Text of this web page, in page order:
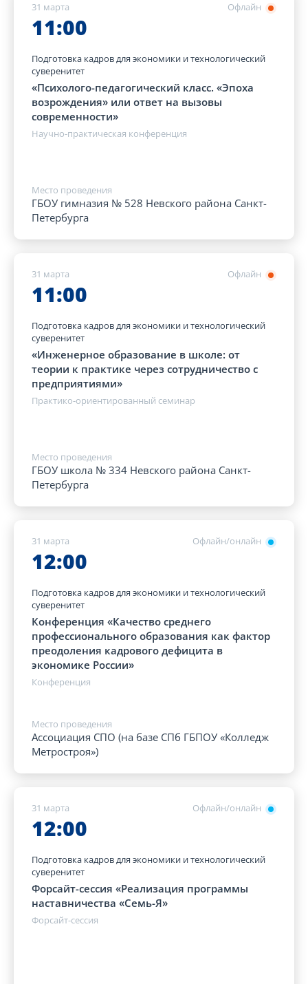
Офлайн
31 марта
11:00
Подготовка кадров для экономики и технологический
суверенитет
«Психолого-педагогический класс. «Эпоха
возрождения» или ответ на вызовы
современности»
Научно-практическая конференция
Место проведения
ГБОУ гимназия № 528 Невского района Санкт-
Петербурга
Офлайн
31 марта
11:00
Подготовка кадров для экономики и технологический
суверенитет
«Инженерное образование в школе: от
теории к практике через сотрудничество с
предприятиями»
Практико-ориентированный семинар
Место проведения
ГБОУ школа № 334 Невского района Санкт-
Петербурга
Офлайн/онлайн
31 марта
12:00
Подготовка кадров для экономики и технологический
суверенитет
Конференция «Качество среднего
профессионального образования как фактор
преодоления кадрового дефицита в
экономике России»
Конференция
Место проведения
Ассоциация СПО (на базе СПб ГБПОУ «Колледж
Метростроя»)
Офлайн/онлайн
31 марта
12:00
Подготовка кадров для экономики и технологический
суверенитет
Форсайт-сессия «Реализация программы
наставничества «Семь-Я»
Форсайт-сессия